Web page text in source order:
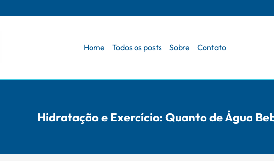
Home Todos os posts Sobre Contato
Hidratação e Exercício: Quanto de Água